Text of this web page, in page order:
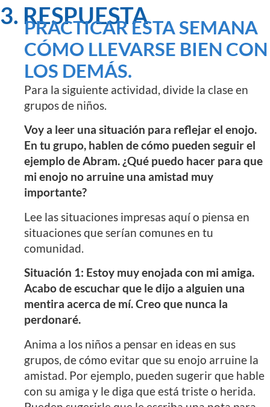
3. RESPUESTA
PRACTICAR ESTA SEMANA
CÓMO LLEVARSE BIEN CON
LOS DEMÁS.
Para la siguiente actividad, divide la clase en
grupos de niños.
Voy a leer una situación para reflejar el enojo.
En tu grupo, hablen de cómo pueden seguir el
ejemplo de Abram. ¿Qué puedo hacer para que
mi enojo no arruine una amistad muy
importante?
Lee las situaciones impresas aquí o piensa en
situaciones que serían comunes en tu
comunidad.
Situación 1: Estoy muy enojada con mi amiga.
Acabo de escuchar que le dijo a alguien una
mentira acerca de mí. Creo que nunca la
perdonaré.
Anima a los niños a pensar en ideas en sus
grupos, de cómo evitar que su enojo arruine la
amistad. Por ejemplo, pueden sugerir que hable
con su amiga y le diga que está triste o herida.